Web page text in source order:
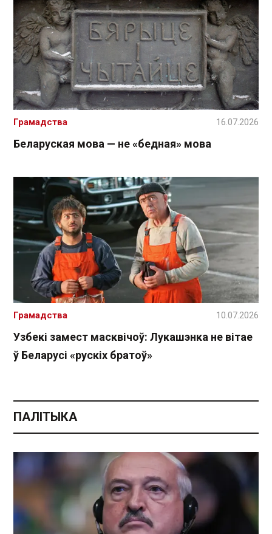
Беларуская мова — не «бедная» мова
Грамадства 16.07.2026
Узбекі замест масквічоў: Лукашэнка не вітае
ў Беларусі «рускіх братоў»
Грамадства 10.07.2026
ПАЛІТЫКА